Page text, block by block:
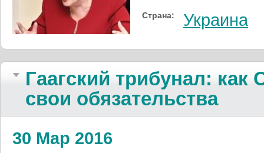
Страна: Украина
Гаагский трибунал: как
свои обязательства
30 Мар 2016